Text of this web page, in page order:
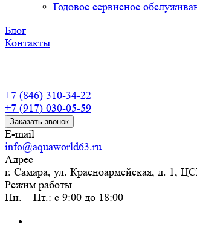
Годовое сервисное
Блог
Контакты
+7 (846) 310-34-22
+7 (917) 030-05-59
Заказать звонок
E-mail
info@aquaworld63.ru
Адрес
г. Самара, ул. Красноармейская, д. 1,
Режим работы
Пн. – Пт.: с 9:00 до 18:00